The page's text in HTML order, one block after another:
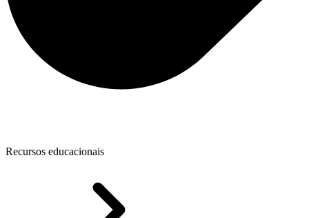
Recursos educacionais